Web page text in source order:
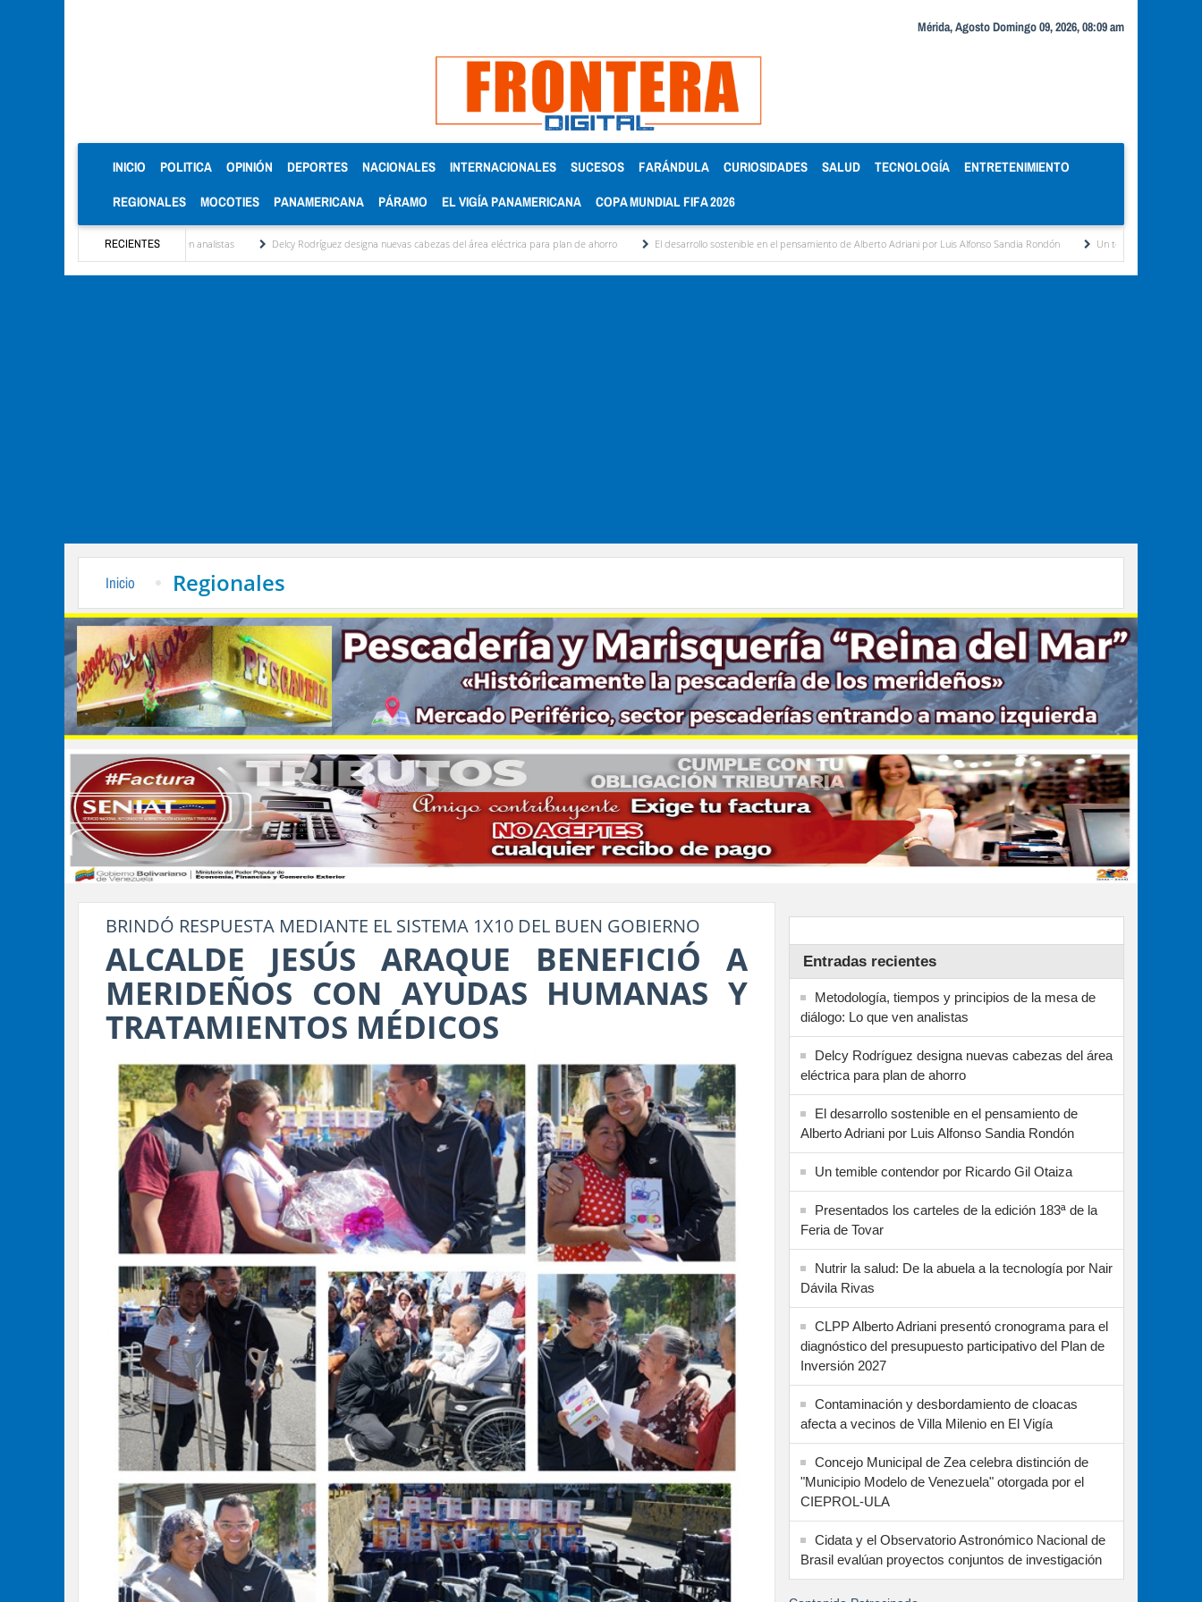
Mérida, Agosto Domingo 09, 2026, 08:09 am
INICIO (CURRENT)
POLITICA OPINIÓN DEPORTES NACIONALES INTERNACIONALES SUCESOS FARÁNDULA CURIOSIDADES SALUD TECNOLOGÍA ENTRETENIMIENTO
REGIONALES MOCOTIES PANAMERICANA PÁRAMO EL VIGÍA PANAMERICANA COPA MUNDIAL FIFA 2026
RECIENTES
de diálogo: Lo que ven analistas Delcy Rodríguez designa nuevas cabezas del área eléctrica para plan de ahorro El desarrollo sostenible en el pensamiento de Alberto Adriani por Luis Alfonso Sandia Rondón Un temible contendor por Ricardo Gil
Inicio Regionales
BRINDÓ RESPUESTA MEDIANTE EL SISTEMA 1X10 DEL BUEN GOBIERNO
ALCALDE JESÚS ARAQUE BENEFICIÓ A
MERIDEÑOS CON AYUDAS HUMANAS Y
TRATAMIENTOS MÉDICOS
Entradas recientes
Metodología, tiempos y principios de la mesa de
diálogo: Lo que ven analistas
Delcy Rodríguez designa nuevas cabezas del área
eléctrica para plan de ahorro
El desarrollo sostenible en el pensamiento de
Alberto Adriani por Luis Alfonso Sandia Rondón
Un temible contendor por Ricardo Gil Otaiza
Presentados los carteles de la edición 183ª de la
Feria de Tovar
Nutrir la salud: De la abuela a la tecnología por Nair
Dávila Rivas
CLPP Alberto Adriani presentó cronograma para el
diagnóstico del presupuesto participativo del Plan de
Inversión 2027
Contaminación y desbordamiento de cloacas
afecta a vecinos de Villa Milenio en El Vigía
Concejo Municipal de Zea celebra distinción de
"Municipio Modelo de Venezuela" otorgada por el
CIEPROL-ULA
Cidata y el Observatorio Astronómico Nacional de
Brasil evalúan proyectos conjuntos de investigación